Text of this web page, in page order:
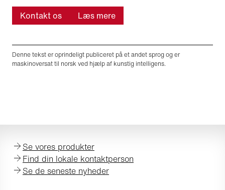
Kontakt os Læs mere
Denne tekst er oprindeligt publiceret på et andet sprog og er
maskinoversat til norsk ved hjælp af kunstig intelligens.
Se vores produkter
Find din lokale kontaktperson
Se de seneste nyheder